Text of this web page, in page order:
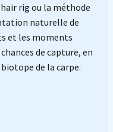
rig ou la méthode
naturelle de
et les moments
de capture, en
de la carpe.